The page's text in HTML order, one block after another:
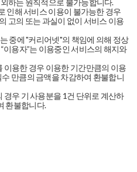
인해 서비스 이용이 불가능한 경우
고의 또는 과실이 없이 서비스 이용
중에 "커리어넷"의 책임에 의해 정상
이용자”는 이용중인 서비스의 해지와
이용한 경우 이용한 기간만큼의 이용
만큼의 금액을 차감하여 환불합니
우 기 사용분을 1건 단위로 계산하
환불합니다.